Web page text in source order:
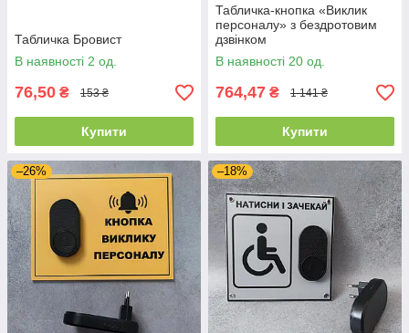
Табличка Бровист
В наявності 2 од.
76,50 ₴ 153 ₴
Купити
Табличка-кнопка «Виклик
персоналу» з бездротовим
дзвінком
В наявності 20 од.
764,47 ₴ 1 141 ₴
Купити
–26% –18%